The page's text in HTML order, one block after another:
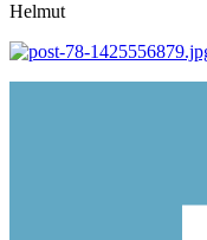
Helmut